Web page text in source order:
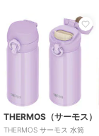
素材
THERMOS（サーモス）
THERMOS サーモス 水筒